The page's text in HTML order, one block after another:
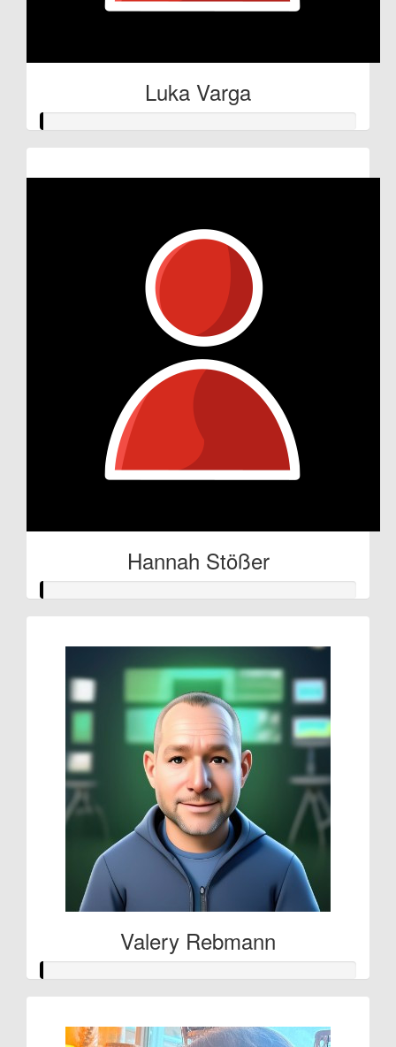
Luka Varga
Hannah Stößer
Valery Rebmann